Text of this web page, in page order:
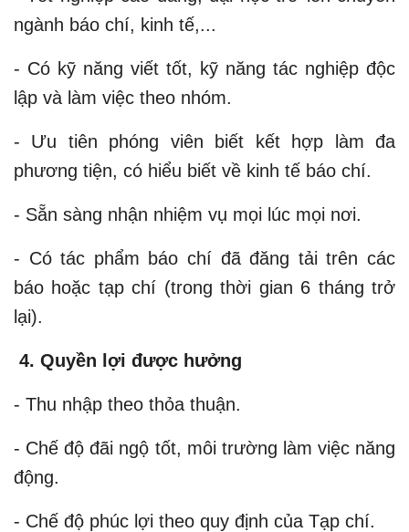
ngành báo chí, kinh tế,...
- Có kỹ năng viết tốt, kỹ năng tác nghiệp độc
lập và làm việc theo nhóm.
- Ưu tiên phóng viên biết kết hợp làm đa
phương tiện, có hiểu biết về kinh tế báo chí.
- Sẵn sàng nhận nhiệm vụ mọi lúc mọi nơi.
- Có tác phẩm báo chí đã đăng tải trên các
báo hoặc tạp chí (trong thời gian 6 tháng trở
lại).
4. Quyền lợi được hưởng
- Thu nhập theo thỏa thuận.
- Chế độ đãi ngộ tốt, môi trường làm việc năng
động.
- Chế độ phúc lợi theo quy định của Tạp chí.